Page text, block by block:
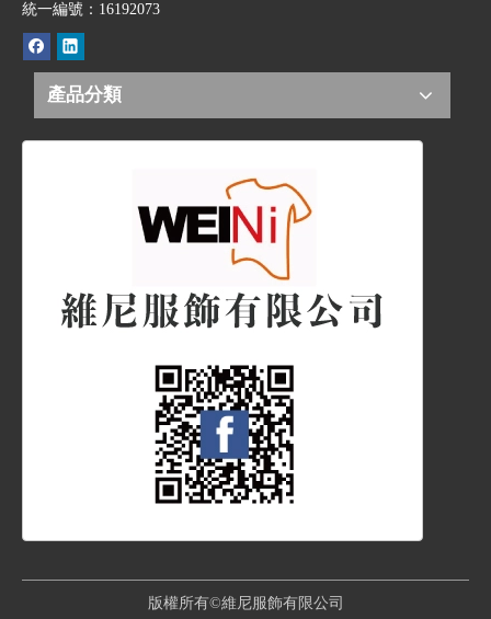
統一編號：16192073
產品分類
版權所有©維尼服飾有限公司